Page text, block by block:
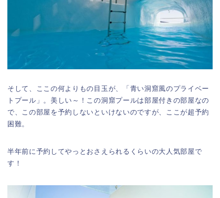
そして、ここの何よりもの目玉が、「青い洞窟風のプライベー
トプール」。美しい～！この洞窟プールは部屋付きの部屋なの
で、この部屋を予約しないといけないのですが、ここが超予約
困難。
半年前に予約してやっとおさえられるくらいの大人気部屋で
す！